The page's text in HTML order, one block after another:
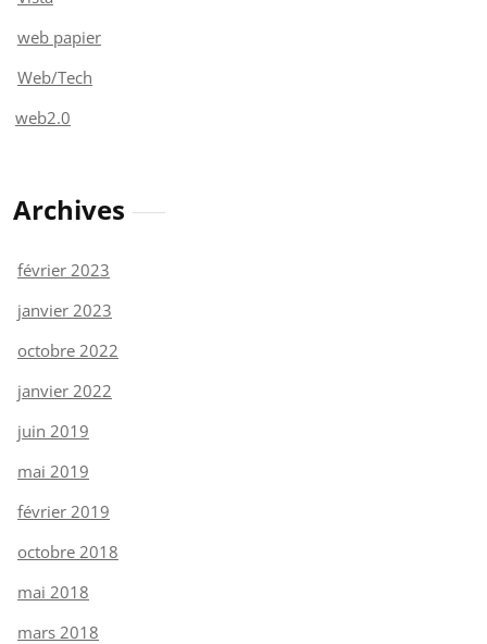
web papier
Web/Tech
web2.0
Archives
février 2023
janvier 2023
octobre 2022
janvier 2022
juin 2019
mai 2019
février 2019
octobre 2018
mai 2018
mars 2018